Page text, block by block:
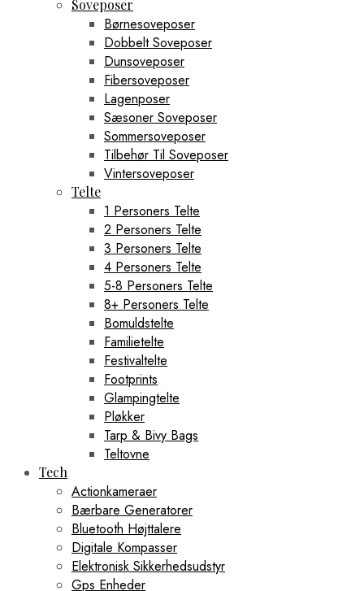
Soveposer
Børnesoveposer
Dobbelt Soveposer
Dunsoveposer
Fibersoveposer
Lagenposer
Sæsoner Soveposer
Sommersoveposer
Tilbehør Til Soveposer
Vintersoveposer
Telte
1 Personers Telte
2 Personers Telte
3 Personers Telte
4 Personers Telte
5-8 Personers Telte
8+ Personers Telte
Bomuldstelte
Familietelte
Festivaltelte
Footprints
Glampingtelte
Pløkker
Tarp & Bivy Bags
Teltovne
Tech
Actionkameraer
Bærbare Generatorer
Bluetooth Højttalere
Digitale Kompasser
Elektronisk Sikkerhedsudstyr
Gps Enheder